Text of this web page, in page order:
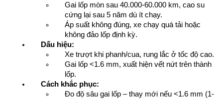
Gai lốp mòn sau 40.000-60.000 km, cao su
cứng lại sau 5 năm dù ít chạy.
Áp suất không đúng, xe chạy quá tải hoặc
không đảo lốp định kỳ.
Dấu hiệu:
Xe trượt khi phanh/cua, rung lắc ở tốc độ cao.
Gai lốp <1.6 mm, xuất hiện vết nứt trên thành
lốp.
Cách khắc phục:
Đo độ sâu gai lốp – thay mới nếu <1.6 mm (1-